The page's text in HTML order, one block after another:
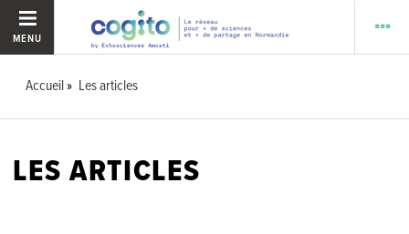
MENU
Accueil Les articles
LES ARTICLES